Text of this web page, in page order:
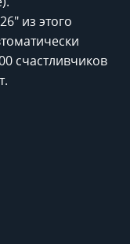
из этого
счастливчиков